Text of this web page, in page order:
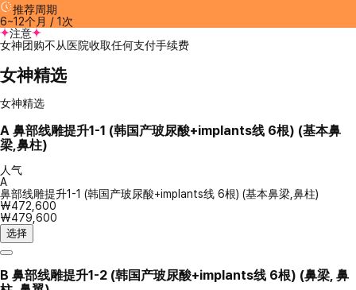
推荐周期
6~12个月 / 1次
注意
女神团购不从医院收取任何支付手续费
女神精选
女神精选
A 鼻部线雕提升1-1 (韩国产玻尿酸+implants线 6根) (基本鼻
梁,鼻柱)
人气
A
鼻部线雕提升1-1 (韩国产玻尿酸+implants线 6根) (基本鼻梁,鼻柱)
₩472,600
₩479,600
选择
B 鼻部线雕提升1-2 (韩国产玻尿酸+implants线 6根) (鼻梁, 鼻